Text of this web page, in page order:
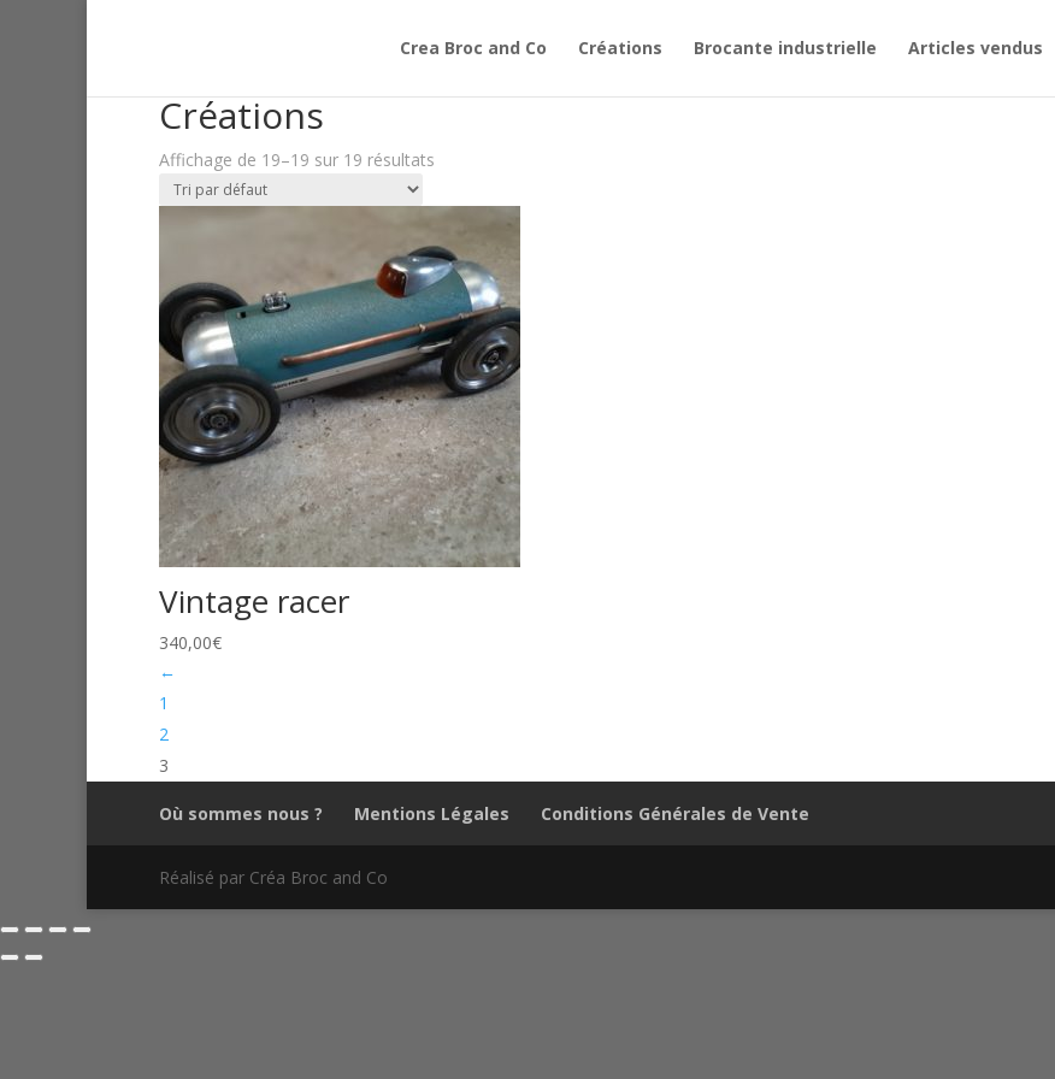
Crea Broc and Co Créations Brocante industrielle Articles vendus
Créations
Affichage de 19–19 sur 19 résultats
Vintage racer
340,00€
←
1
2
3
Où sommes nous ? Mentions Légales Conditions Générales de Vente
Réalisé par Créa Broc and Co